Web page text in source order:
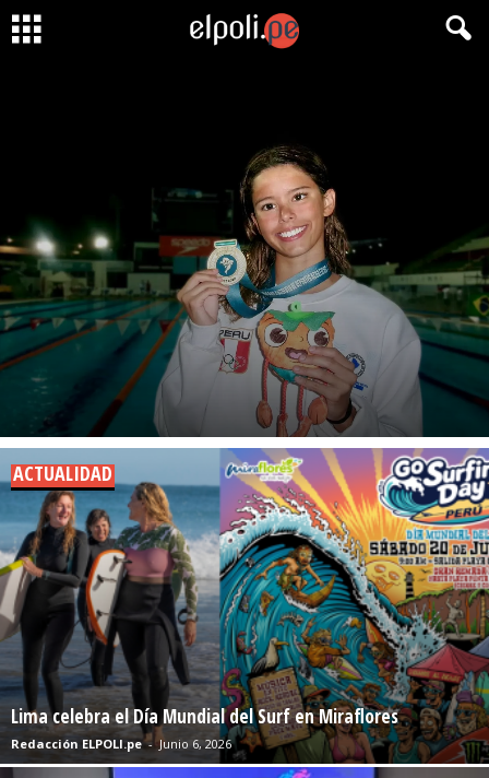
NATACIÓN
¡Arriba Perú! Alexia Sotomayor es Campeona
Sudamericana
ACTUALIDAD
Lima celebra el Día Mundial del Surf en Miraflores
Redacción ELPOLI.pe - Junio 6, 2026